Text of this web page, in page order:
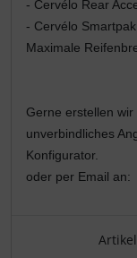
- Cervélo Rear
- Cervélo
Maximale
Gerne erstellen
unverbindliches
Konfigurator.
oder per Email an:
Artikel
Pirelli
Prologo
Quarq